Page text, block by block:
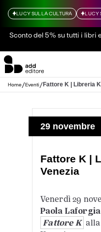
LUCY SULLA CULTURA LUCY
Sconto del 5% su tutti i libri
Home/Eventi/Fattore K | Libreria
29 novembre
Fattore K |
Venezia
Venerdì 29
Paola Laforgia
Fattore K